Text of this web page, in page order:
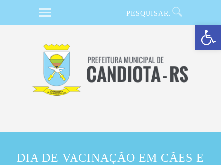
Barra de Ferramentas Aberta
DIA DE VACINAÇÃO EM CÃES E